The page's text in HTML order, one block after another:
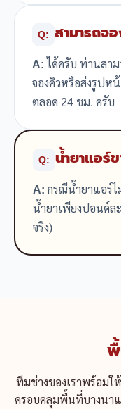
Q: สามารถจ
A:ได้ครับ ท่านสา
จองคิวหรือส่งรูปห
ตลอด 24 ชม. ครับ
Q: น้ำยาแอร์
A: กรณีน้ำยาแอร์ไ
น้ำยาเพียงปอนด์ล
จริง)
ทีมช่างของเราพร้อมใ
ครอบคลุมพื้นที่บางนาแ